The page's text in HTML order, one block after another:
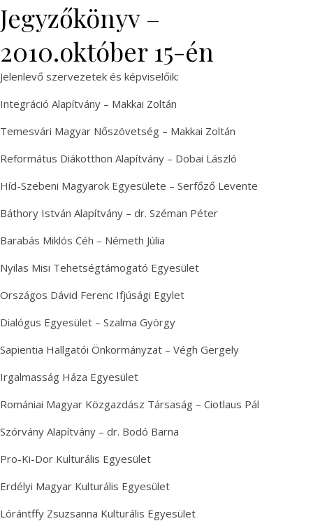
Jegyzőkönyv –
2010.október 15-én
Jelenlevő szervezetek és képviselőik:
Integráció Alapítvány – Makkai Zoltán
Temesvári Magyar Nőszövetség – Makkai Zoltán
Református Diákotthon Alapítvány – Dobai László
Híd-Szebeni Magyarok Egyesülete – Serfőző Levente
Báthory István Alapítvány – dr. Széman Péter
Barabás Miklós Céh – Németh Júlia
Nyilas Misi Tehetségtámogató Egyesület
Országos Dávid Ferenc Ifjúsági Egylet
Dialógus Egyesület – Szalma György
Sapientia Hallgatói Önkormányzat – Végh Gergely
Irgalmasság Háza Egyesület
Romániai Magyar Közgazdász Társaság – Ciotlaus Pál
Szórvány Alapítvány – dr. Bodó Barna
Pro-Ki-Dor Kulturális Egyesület
Erdélyi Magyar Kulturális Egyesület
Lórántffy Zsuzsanna Kulturális Egyesület